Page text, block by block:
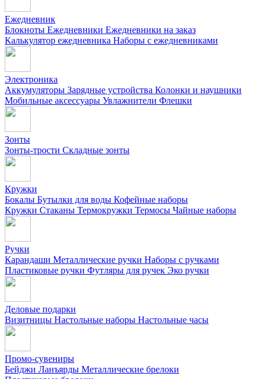
Ежедневник
Блокноты Ежедневники Ежедневники на заказ
Калькулятор ежедневника Наборы с ежедневниками
Электроника
Аккумуляторы Зарядные устройства Колонки и наушники
Мобильные аксессуары Увлажнители Флешки
Зонты
Зонты-трости Складные зонты
Кружки
Бокалы Бутылки для воды Кофейные наборы
Кружки Стаканы Термокружки Термосы Чайные наборы
Ручки
Карандаши Металлические ручки Наборы с ручками
Пластиковые ручки Футляры для ручек Эко ручки
Деловые подарки
Визитницы Настольные наборы Настольные часы
Промо-сувениры
Бейджи Ланъярды Металлические брелоки